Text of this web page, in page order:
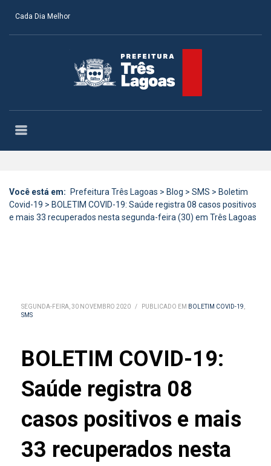
Cada Dia Melhor
Você está em: Prefeitura Três Lagoas > Blog > SMS > Boletim
Covid-19 > BOLETIM COVID-19: Saúde registra 08 casos positivos
e mais 33 recuperados nesta segunda-feira (30) em Três Lagoas
SEGUNDA-FEIRA, 30 NOVEMBRO 2020 / PUBLICADO EM BOLETIM COVID-19,
SMS
BOLETIM COVID-19:
Saúde registra 08
casos positivos e mais
33 recuperados nesta